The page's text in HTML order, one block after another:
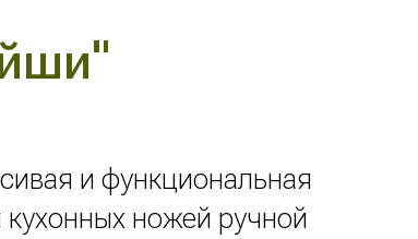
и функциональная
кухонных ножей ручной